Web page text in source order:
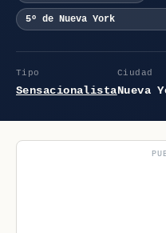
5º de Nueva York
Tipo
Sensacionalista
Ciudad
Nueva